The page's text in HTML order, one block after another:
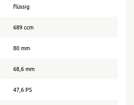
flüssig
689 ccm
80 mm
68,6 mm
47,6 PS